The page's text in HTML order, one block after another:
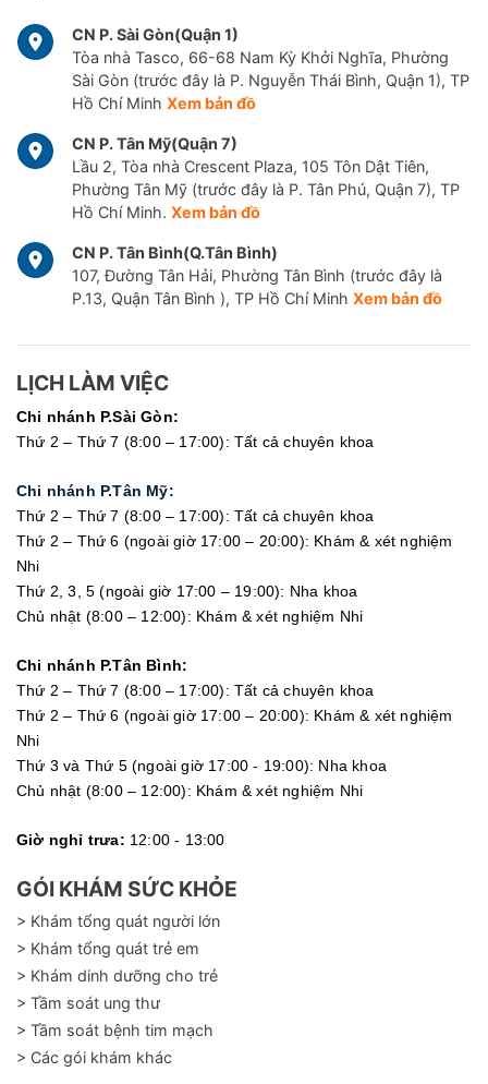
CN P. Sài Gòn(Quận 1)
Tòa nhà Tasco, 66-68 Nam Kỳ Khởi Nghĩa, Phường
Sài Gòn (trước đây là P. Nguyễn Thái Bình, Quận 1), TP
Hồ Chí Minh Xem bản đồ
CN P. Tân Mỹ(Quận 7)
Lầu 2, Tòa nhà Crescent Plaza, 105 Tôn Dật Tiên,
Phường Tân Mỹ (trước đây là P. Tân Phú, Quận 7), TP
Hồ Chí Minh. Xem bản đồ
CN P. Tân Bình(Q.Tân Bình)
107, Đường Tân Hải, Phường Tân Bình (trước đây là
P.13, Quận Tân Bình ), TP Hồ Chí Minh Xem bản đồ
LỊCH LÀM VIỆC
Chi nhánh P.Sài Gòn:
Thứ 2 – Thứ 7 (8:00 – 17:00): Tất cả chuyên khoa
Chi nhánh P.Tân Mỹ:
Thứ 2 – Thứ 7 (8:00 – 17:00): Tất cả chuyên khoa
Thứ 2 – Thứ 6 (ngoài giờ 17:00 – 20:00): Khám & xét nghiệm
Nhi
Thứ 2, 3, 5 (ngoài giờ 17:00 – 19:00): Nha khoa
Chủ nhật (8:00 – 12:00): Khám & xét nghiệm Nhi
Chi nhánh P.Tân Bình:
Thứ 2 – Thứ 7 (8:00 – 17:00): Tất cả chuyên khoa
Thứ 2 – Thứ 6 (ngoài giờ 17:00 – 20:00): Khám & xét nghiệm
Nhi
Thứ 3 và Thứ 5 (ngoài giờ 17:00 - 19:00): Nha khoa
Chủ nhật (8:00 – 12:00): Khám & xét nghiệm Nhi
Giờ nghỉ trưa: 12:00 - 13:00
GÓI KHÁM SỨC KHỎE
> Khám tổng quát người lớn
> Khám tổng quát trẻ em
> Khám dinh dưỡng cho trẻ
> Tầm soát ung thư
> Tầm soát bệnh tim mạch
> Các gói khám khác